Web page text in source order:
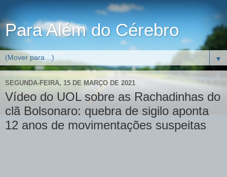
Para Além do Cérebro
▼
SEGUNDA-FEIRA, 15 DE MARÇO DE 2021
Vídeo do UOL sobre as Rachadinhas do
clã Bolsonaro: quebra de sigilo aponta
12 anos de movimentações suspeitas